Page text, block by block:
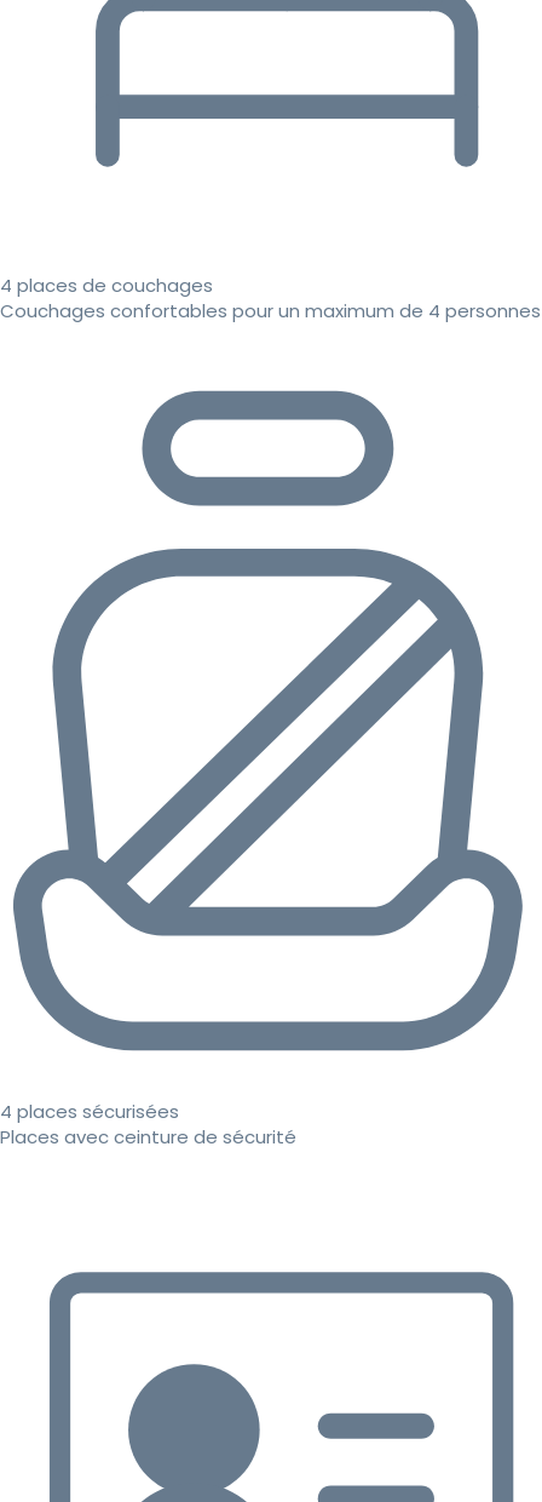
4 places de couchages
Couchages confortables pour un maximum de 4 personnes
4 places sécurisées
Places avec ceinture de sécurité